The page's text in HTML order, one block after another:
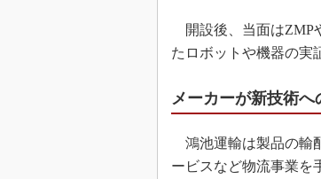
開設後、当面はZMP
たロボットや機器の実
メーカーが新技術
鴻池運輸は製品の輸
ービスなど物流事業を